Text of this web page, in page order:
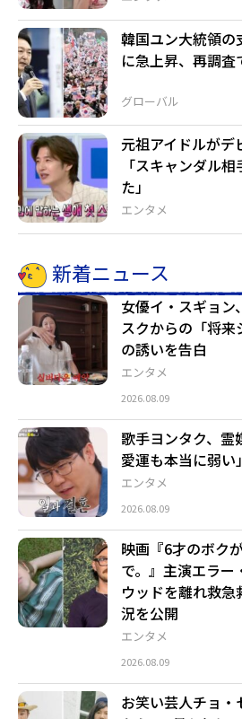
グローバル
韓国ユン大統領
に急上昇、再調
エンタメ
元祖アイドルがデ
「スキャンダル
た」
新着ニュース
エンタメ
女優イ・スギョン
スクからの「将来
の誘いを告白
2026.08.09
エンタメ
歌手ヨンタク、
愛運も本当に弱い
2026.08.09
エンタメ
映画『6才のボク
で。』主演エラー
ウッドを離れ救
況を公開
2026.08.09
お笑い芸人チョ